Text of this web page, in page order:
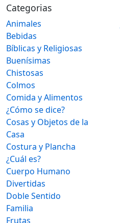
Categorias
Animales
Bebidas
Bíblicas y Religiosas
Buenísimas
Chistosas
Colmos
Comida y Alimentos
¿Cómo se dice?
Cosas y Objetos de la
Casa
Costura y Plancha
¿Cuál es?
Cuerpo Humano
Divertidas
Doble Sentido
Familia
Frutas